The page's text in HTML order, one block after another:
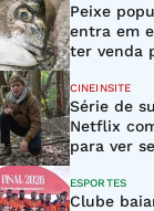
Peixe
entra em
ter venda
CINEINSITE
Série de
Netflix
para ver
ESPORTES
Clube